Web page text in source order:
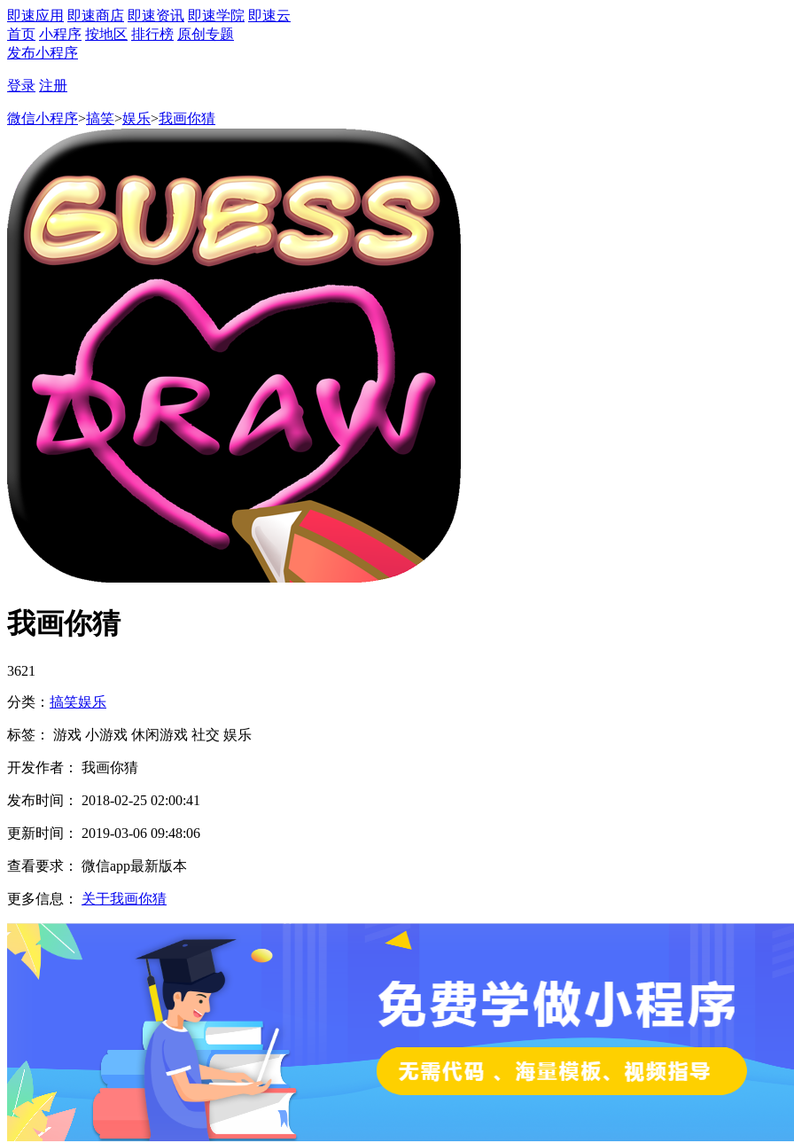
即速应用 即速商店 即速资讯 即速学院 即速云
首页 小程序 按地区 排行榜 原创专题
发布小程序
登录 注册
微信小程序>搞笑>娱乐>我画你猜
我画你猜
3621
分类： 搞笑娱乐
标签： 游戏 小游戏 休闲游戏 社交 娱乐
开发作者： 我画你猜
发布时间： 2018-02-25 02:00:41
更新时间： 2019-03-06 09:48:06
查看要求： 微信app最新版本
更多信息： 关于我画你猜